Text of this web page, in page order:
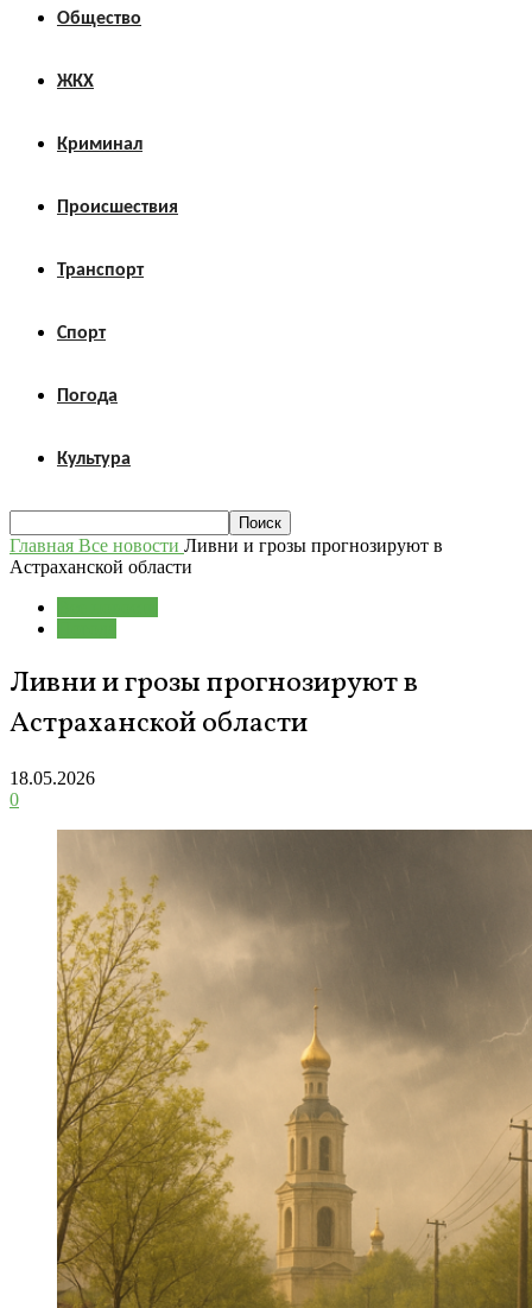
Общество
ЖКХ
Криминал
Происшествия
Транспорт
Спорт
Погода
Культура
Главная Все новости Ливни и грозы прогнозируют в
Астраханской области
Ливни и грозы прогнозируют в
Астраханской области
18.05.2026
0